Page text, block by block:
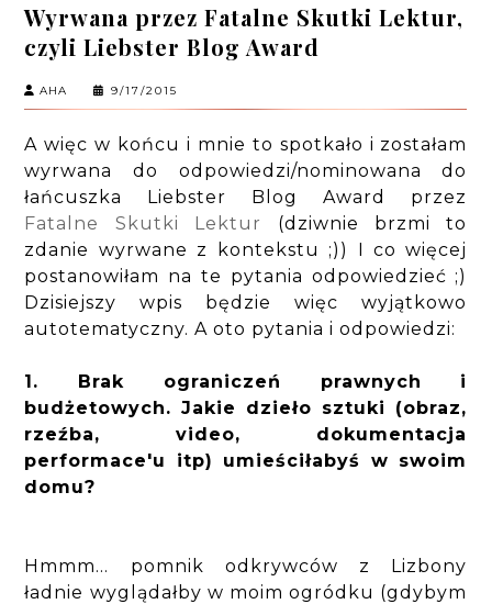
Wyrwana przez Fatalne Skutki Lektur,
czyli Liebster Blog Award
AHA 9/17/2015
A więc w końcu i mnie to spotkało i zostałam
wyrwana do odpowiedzi/nominowana do
łańcuszka Liebster Blog Award przez
Fatalne Skutki Lektur
(dziwnie brzmi to
zdanie wyrwane z kontekstu ;)) I co więcej
postanowiłam na te pytania odpowiedzieć ;)
Dzisiejszy wpis będzie więc wyjątkowo
autotematyczny. A oto pytania i odpowiedzi:
1. Brak ograniczeń prawnych i
budżetowych. Jakie dzieło sztuki (obraz,
rzeźba, video, dokumentacja
performace'u itp) umieściłabyś w swoim
domu?
Hmmm... pomnik odkrywców z Lizbony
ładnie wyglądałby w moim ogródku (gdybym